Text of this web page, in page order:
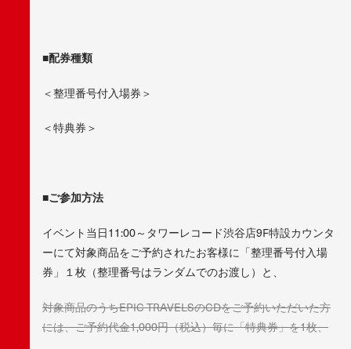
■配券種類
＜整理番号付入場券＞
＜特典券＞
■ご参加方法
イベント当日11:00～タワーレコード渋谷店9F特設カウンタ
ーにて対象商品をご予約されたお客様に「整理番号付入場
券」１枚（整理番号はランダムでのお渡し）と、
対象商品のうちEPIC TRAVELSのCDをご予約いただいた方
には、ご予約代金1,000円（税込）毎に「特典券」を1枚、